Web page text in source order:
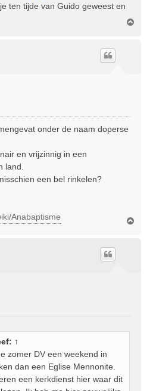
ten tijde van Guido geweest en
onder de naam doperse
en vrijzinnig in een
land.
een bel rinkelen?
Anabaptisme
↑
zomer DV een weekend in
dan een Eglise Mennonite.
een kerkdienst hier waar dit